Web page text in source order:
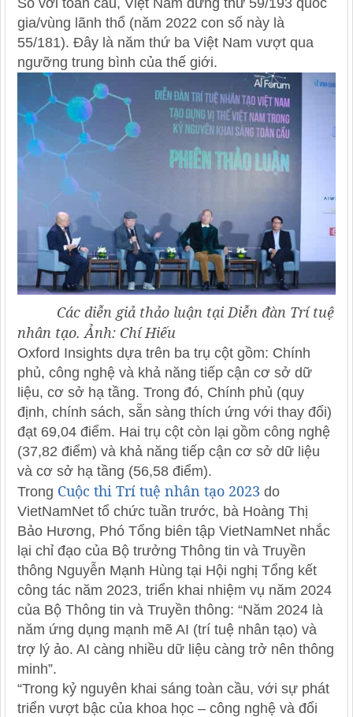
gia/vùng lãnh thổ (năm 2022 con số này là
55/181). Đây là năm thứ ba Việt Nam vượt qua
ngưỡng trung bình của thế giới.
Các diễn giả thảo luận tại Diễn đàn Trí tuệ
nhân tạo. Ảnh: Chí Hiếu
Oxford Insights dựa trên ba trụ cột gồm: Chính
phủ, công nghệ và khả năng tiếp cận cơ sở dữ
liệu, cơ sở hạ tầng. Trong đó, Chính phủ (quy
định, chính sách, sẵn sàng thích ứng với thay đổi)
đạt 69,04 điểm. Hai trụ cột còn lại gồm công nghệ
(37,82 điểm) và khả năng tiếp cận cơ sở dữ liệu
và cơ sở hạ tầng (56,58 điểm).
Trong Cuộc thi Trí tuệ nhân tạo 2023 do
VietNamNet tổ chức tuần trước, bà Hoàng Thị
Bảo Hương, Phó Tổng biên tập VietNamNet nhắc
lại chỉ đạo của Bộ trưởng Thông tin và Truyền
thông Nguyễn Mạnh Hùng tại Hội nghị Tổng kết
công tác năm 2023, triển khai nhiệm vụ năm 2024
của Bộ Thông tin và Truyền thông: “Năm 2024 là
năm ứng dụng mạnh mẽ AI (trí tuệ nhân tạo) và
trợ lý ảo. AI càng nhiều dữ liệu càng trở nên thông
minh”.
“Trong kỷ nguyên khai sáng toàn cầu, với sự phát
triển vượt bậc của khoa học – công nghệ và đổi